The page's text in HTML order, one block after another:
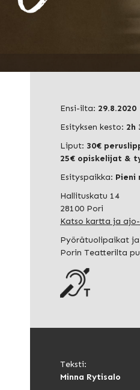
Ensi-ilta: 29.8.2020
Esityksen kesto: 2h
Liput: 30€
25€ opiskelijat &
Esityspaikka: Pieni
Hallituskatu 14
28100 Pori
Katso kartta ja
Pyörätuolipaikat ja
Porin Teatterilta
Teksti:
Minna Rytisalo